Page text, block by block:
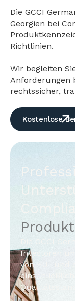
Die GCCI
Georgien bei
Richtlinien.
Wir begleiten
Anforderungen
rechtssicher,
Kostenlose
Die GCCI
Investoren
von EU- und